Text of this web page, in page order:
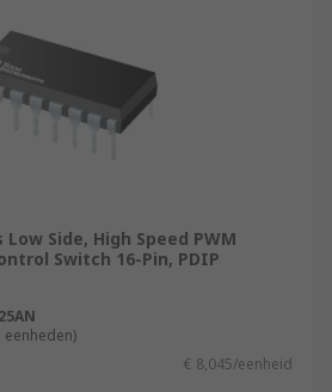
Side, High Speed PWM
Switch 16-Pin, PDIP
eenheden)
€ 8,045/eenheid